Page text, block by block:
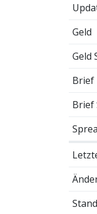
Geld
Geld
Brief
Brief
Stand